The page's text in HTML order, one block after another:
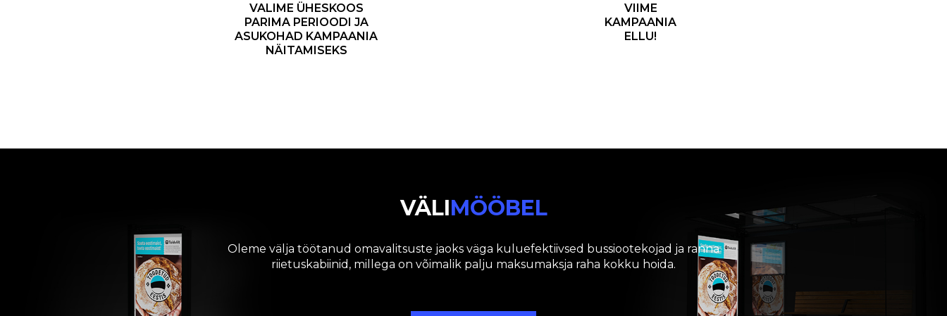
VALIME ÜHESKOOS
PARIMA PERIOODI JA
ASUKOHAD KAMPAANIA
NÄITAMISEKS
VIIME
KAMPAANIA
ELLU!
VÄLIMÖÖBEL
Oleme välja töötanud omavalitsuste jaoks väga kuluefektiivsed bussiootekojad ja ranna
riietuskabiinid, millega on võimalik palju maksumaksja raha kokku hoida.